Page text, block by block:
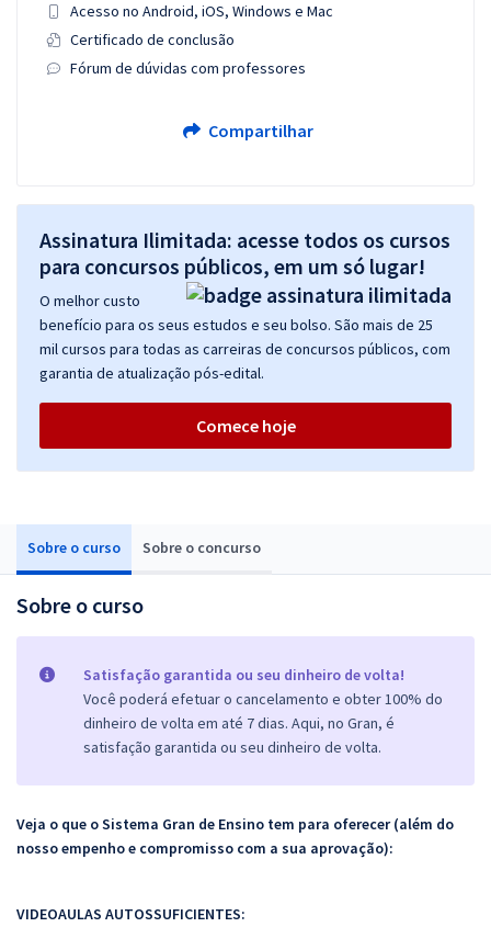
Sobre o curso Sobre o concurso
Sobre o curso
Satisfação garantida ou seu dinheiro de volta!
Você poderá efetuar o cancelamento e obter 100% do
dinheiro de volta em até 7 dias. Aqui, no Gran, é
satisfação garantida ou seu dinheiro de volta.
Veja o que o Sistema Gran de Ensino tem para oferecer (além do
nosso empenho e compromisso com a sua aprovação):
VIDEOAULAS AUTOSSUFICIENTES:
Acesso no Android, iOS, Windows e Mac
Certificado de conclusão
Fórum de dúvidas com professores
Compartilhar
Assinatura Ilimitada: acesse todos os cursos
para concursos públicos, em um só lugar!
O melhor custo
benefício para os seus estudos e seu bolso. São mais de 25
mil cursos para todas as carreiras de concursos públicos, com
garantia de atualização pós-edital.
Comece hoje